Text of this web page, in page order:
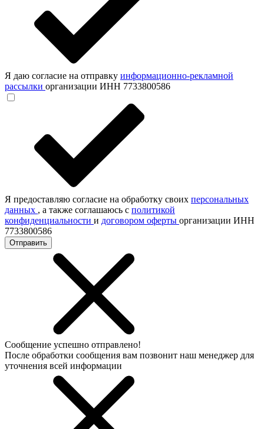
Я даю согласие на отправку информационно-рекламной
рассылки организации ИНН 7733800586
Я предоставляю согласие на обработку своих персональных
данных , а также соглашаюсь с политикой
конфиденциальности и договором оферты организации ИНН
7733800586
Отправить
Сообщение успешно отправлено!
После обработки сообщения вам позвонит наш менеджер для
уточнения всей информации